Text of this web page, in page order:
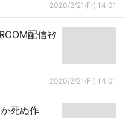
2020/2/21(Fr) 14:01
配信ｷﾀ
2020/2/21(Fr) 14:01
死ぬ作